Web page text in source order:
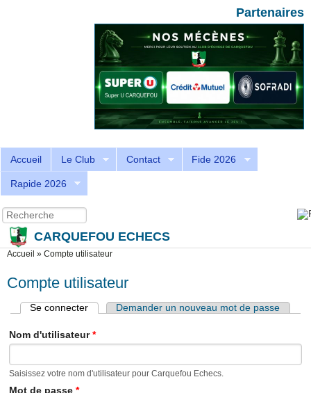
Partenaires
Accueil Le Club Contact Fide 2026
Rapide 2026
Formulaire de recherche
Recherche
CARQUEFOU ECHECS
Vous êtes ici
Accueil » Compte utilisateur
Compte utilisateur
Onglets principaux
Se connecter (onglet actif)Demander un nouveau mot de passe
Nom d'utilisateur *
Saisissez votre nom d'utilisateur pour Carquefou Echecs.
Mot de passe *